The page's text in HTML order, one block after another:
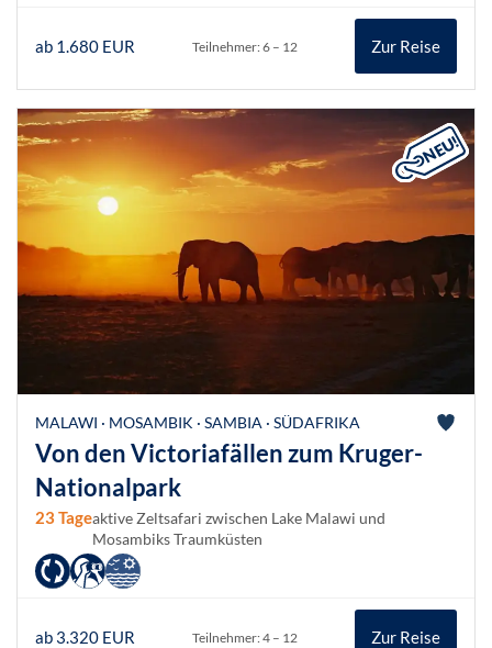
ab 1.680 EUR Teilnehmer: 6 – 12 Zur Reise
MALAWI · MOSAMBIK · SAMBIA · SÜDAFRIKA
Von den Victoriafällen zum Kruger-
Nationalpark
23 Tageaktive Zeltsafari zwischen Lake Malawi und
Mosambiks Traumküsten
ab 3.320 EUR Teilnehmer: 4 – 12 Zur Reise